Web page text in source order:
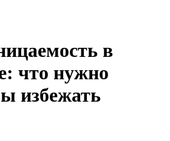
в
что нужно
избежать